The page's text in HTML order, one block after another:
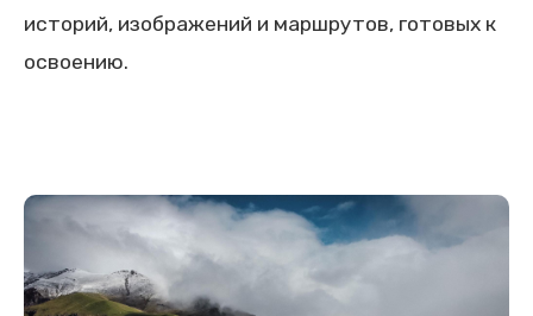
историй, изображений и маршрутов, готовых к
освоению.